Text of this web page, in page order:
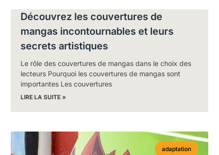
Découvrez les couvertures de
mangas incontournables et leurs
secrets artistiques
Le rôle des couvertures de mangas dans le choix des
lecteurs Pourquoi les couvertures de mangas sont
importantes Les couvertures
LIRE LA SUITE »
adaptation